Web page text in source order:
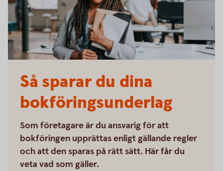
Så sparar du dina
bokföringsunderlag
Som företagare är du ansvarig för att
bokföringen upprättas enligt gällande regler
och att den sparas på rätt sätt. Här får du
veta vad som gäller.